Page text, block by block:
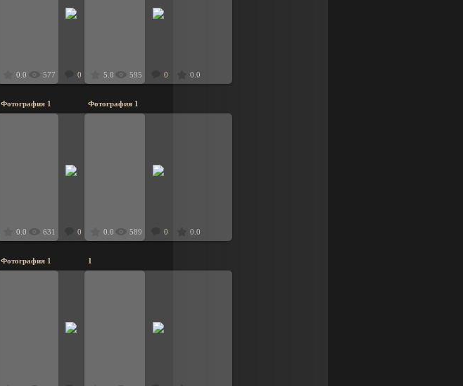
0.0 577 0 5.0 595 0 0.0
0.0
Фотография 1
631 0 0.0
Фотография 1
589 0 0.0
Фотография 1
ет мои в киев ездили
1
староста на первом плане